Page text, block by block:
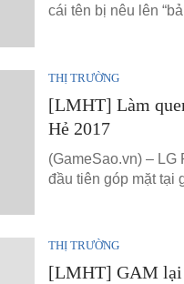
cái tên bị nêu lên
THỊ TRƯỜNG
[LMHT] Làm
Hẻ 2017
(GameSao.vn) – LG
đầu tiên góp mặt tại
THỊ TRƯỜNG
[LMHT] GAM lại